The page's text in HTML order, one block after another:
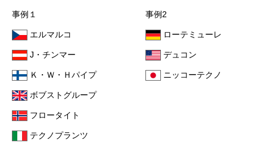
事例１
エルマルコ
J・チンマー
Ｋ・Ｗ・Ｈパイプ
ボブストグループ
フロータイト
テクノプランツ
事例2
ローテミューレ
デュコン
ニッコーテクノ